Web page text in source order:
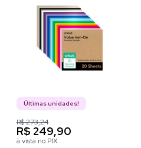
Últimas unidades!
R$ 273,24
R$ 249,90
à vista no PIX